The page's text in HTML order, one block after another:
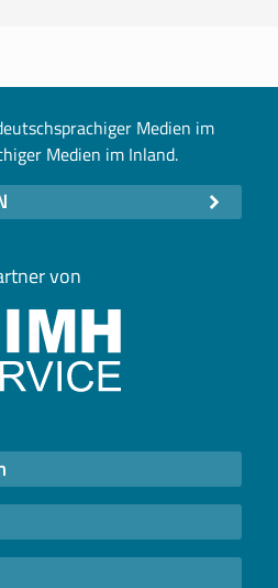
Medien im
Medien im Inland.
von